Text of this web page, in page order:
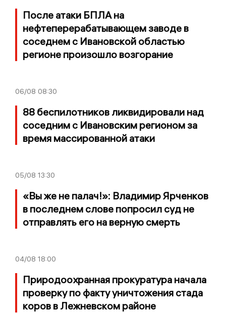
После атаки БПЛА на
нефтеперерабатывающем заводе в
соседнем с Ивановской областью
регионе произошло возгорание
06/08 08:30
88 беспилотников ликвидировали над
соседним с Ивановским регионом за
время массированной атаки
05/08 13:30
«Вы же не палач!»: Владимир Ярченков
в последнем слове попросил суд не
отправлять его на верную смерть
04/08 18:00
Природоохранная прокуратура начала
проверку по факту уничтожения стада
коров в Лежневском районе